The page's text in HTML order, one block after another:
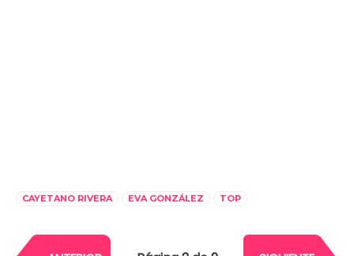
CAYETANO RIVERA EVA GONZÁLEZ TOP